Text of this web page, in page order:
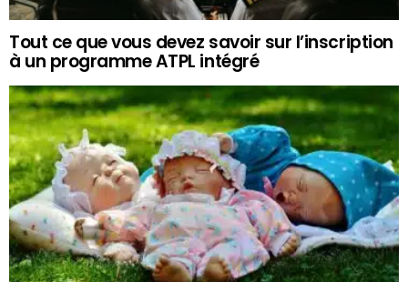
Tout ce que vous devez savoir sur l’inscription
à un programme ATPL intégré